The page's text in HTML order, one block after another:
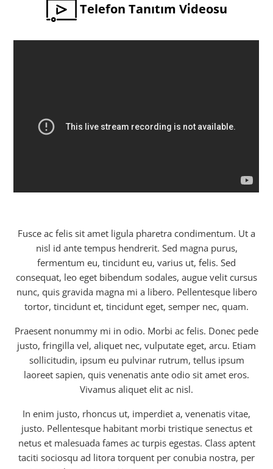
Telefon Tanıtım Vi̇deosu
Fusce ac felis sit amet ligula pharetra condimentum. Ut a
nisl id ante tempus hendrerit. Sed magna purus,
fermentum eu, tincidunt eu, varius ut, felis. Sed
consequat, leo eget bibendum sodales, augue velit cursus
nunc, quis gravida magna mi a libero. Pellentesque libero
tortor, tincidunt et, tincidunt eget, semper nec, quam.
Praesent nonummy mi in odio. Morbi ac felis. Donec pede
justo, fringilla vel, aliquet nec, vulputate eget, arcu. Etiam
sollicitudin, ipsum eu pulvinar rutrum, tellus ipsum
laoreet sapien, quis venenatis ante odio sit amet eros.
Vivamus aliquet elit ac nisl.
In enim justo, rhoncus ut, imperdiet a, venenatis vitae,
justo. Pellentesque habitant morbi tristique senectus et
netus et malesuada fames ac turpis egestas. Class aptent
taciti sociosqu ad litora torquent per conubia nostra, per